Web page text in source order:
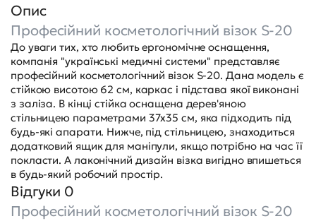
Опис
Професійний косметологічний візок S-20
До уваги тих, хто любить ергономічне оснащення,
компанія "українські медичні системи" представляє
професійний косметологічний візок S-20. Дана модель є
стійкою висотою 62 см, каркас і підстава якої виконані
з заліза. В кінці стійка оснащена дерев'яною
стільницею параметрами 37х35 см, яка підходить під
будь-які апарати. Нижче, під стільницею, знаходиться
додатковий ящик для маніпули, якщо потрібно на час її
покласти. А лаконічний дизайн візка вигідно впишеться
в будь-який робочий простір.
Відгуки 0
Професійний косметологічний візок S-20